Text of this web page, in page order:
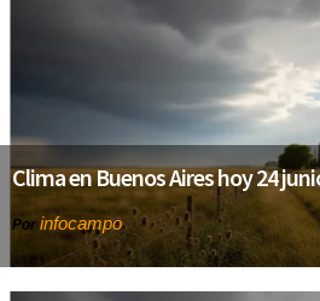
Clima en Buenos Aires hoy 24
Por infocampo